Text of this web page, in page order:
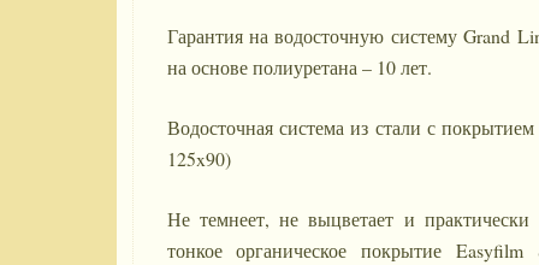
Гарантия на водосточную систему Grand
на основе полиуретана – 10 лет.
Водосточная система из стали с
125x90)
Не темнеет, не выцветает и
тонкое органическое покрытие